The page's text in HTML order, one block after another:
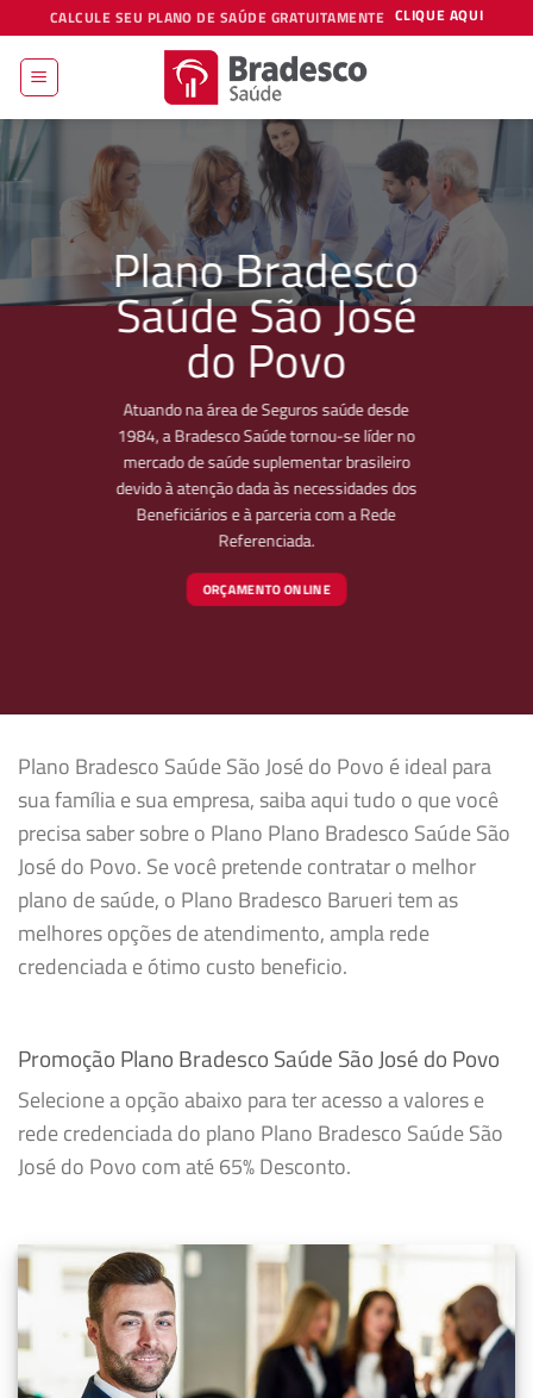
to
content
CALCULE SEU PLANO DE SAÚDE GRATUITAMENTE CLIQUE AQUI
Plano Bradesco
Saúde São José
do Povo
Atuando na área de Seguros saúde desde
1984, a Bradesco Saúde tornou-se líder no
mercado de saúde suplementar brasileiro
devido à atenção dada às necessidades dos
Beneficiários e à parceria com a Rede
Referenciada.
ORÇAMENTO ONLINE
Plano Bradesco Saúde São José do Povo é ideal para
sua família e sua empresa, saiba aqui tudo o que você
precisa saber sobre o Plano Plano Bradesco Saúde São
José do Povo. Se você pretende contratar o melhor
plano de saúde, o Plano Bradesco Barueri tem as
melhores opções de atendimento, ampla rede
credenciada e ótimo custo beneficio.
Promoção Plano Bradesco Saúde São José do Povo
Selecione a opção abaixo para ter acesso a valores e
rede credenciada do plano Plano Bradesco Saúde São
José do Povo com até 65% Desconto.